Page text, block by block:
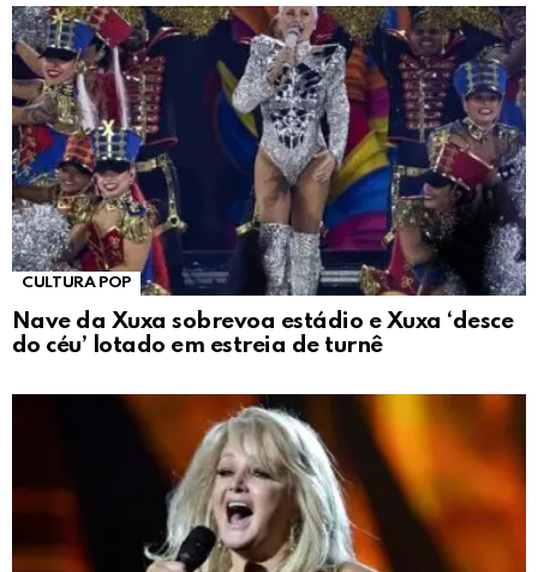
CULTURA POP
Nave da Xuxa sobrevoa estádio e Xuxa ‘desce
do céu’ lotado em estreia de turnê